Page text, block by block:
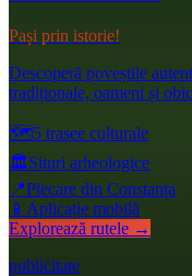
Pași prin istorie!
Descoperă poveștile
tradiționale, oameni și
🗺️5 trasee culturale
🏛️Situri arheologice
📍Plecare din Constanța
📱 Aplicație mobilă
Explorează rutele →
publicitate